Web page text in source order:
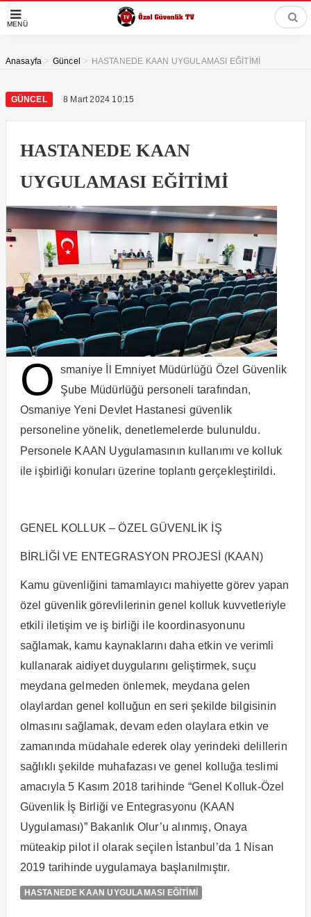
MENÜ
Anasayfa > Güncel > HASTANEDE KAAN UYGULAMASI EĞİTİMİ
GÜNCEL 8 Mart 2024 10:15
HASTANEDE KAAN
UYGULAMASI EĞİTİMİ
O
smaniye İl Emniyet Müdürlüğü Özel Güvenlik
Şube Müdürlüğü personeli tarafından,
Osmaniye Yeni Devlet Hastanesi güvenlik
personeline yönelik, denetlemelerde bulunuldu.
Personele KAAN Uygulamasının kullanımı ve kolluk
ile işbirliği konuları üzerine toplantı gerçekleştirildi.
GENEL KOLLUK – ÖZEL GÜVENLİK İŞ
BİRLİĞİ VE ENTEGRASYON PROJESİ (KAAN)
Kamu güvenliğini tamamlayıcı mahiyette görev yapan
özel güvenlik görevlilerinin genel kolluk kuvvetleriyle
etkili iletişim ve iş birliği ile koordinasyonunu
sağlamak, kamu kaynaklarını daha etkin ve verimli
kullanarak aidiyet duygularını geliştirmek, suçu
meydana gelmeden önlemek, meydana gelen
olaylardan genel kolluğun en seri şekilde bilgisinin
olmasını sağlamak, devam eden olaylara etkin ve
zamanında müdahale ederek olay yerindeki delillerin
sağlıklı şekilde muhafazası ve genel kolluğa teslimi
amacıyla 5 Kasım 2018 tarihinde “Genel Kolluk-Özel
Güvenlik İş Birliği ve Entegrasyonu (KAAN
Uygulaması)” Bakanlık Olur’u alınmış, Onaya
müteakip pilot il olarak seçilen İstanbul’da 1 Nisan
2019 tarihinde uygulamaya başlanılmıştır.
HASTANEDE KAAN UYGULAMASI EĞİTİMİ